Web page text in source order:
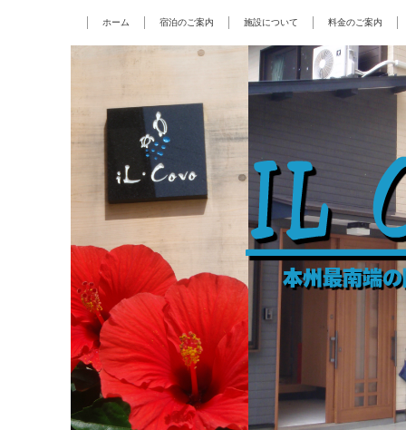
ホーム 宿泊のご案内 施設について 料金のご案内